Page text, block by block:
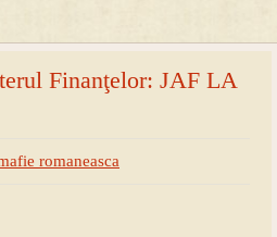
Finanţelor: JAF LA
romaneasca